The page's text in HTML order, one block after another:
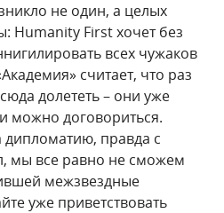
не один, а целых
Humanity First хочет без
всех чужаков
считает, что раз
долететь – они уже
можно договориться.
дипломатию, правда с
мы все равно не сможем
межзвездные
уже приветствовать